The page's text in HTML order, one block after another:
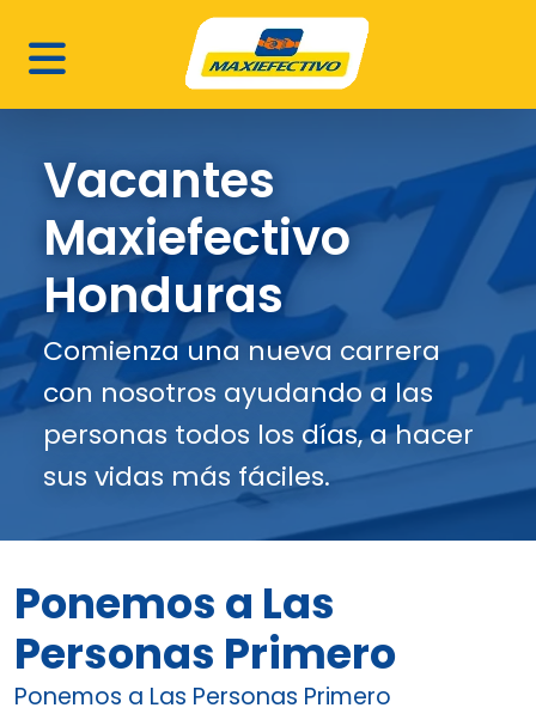
Vacantes
Maxiefectivo
Honduras
Comienza una nueva carrera
con nosotros ayudando a las
personas todos los días, a hacer
sus vidas más fáciles.
Ponemos a Las
Personas Primero
Ponemos a Las Personas Primero